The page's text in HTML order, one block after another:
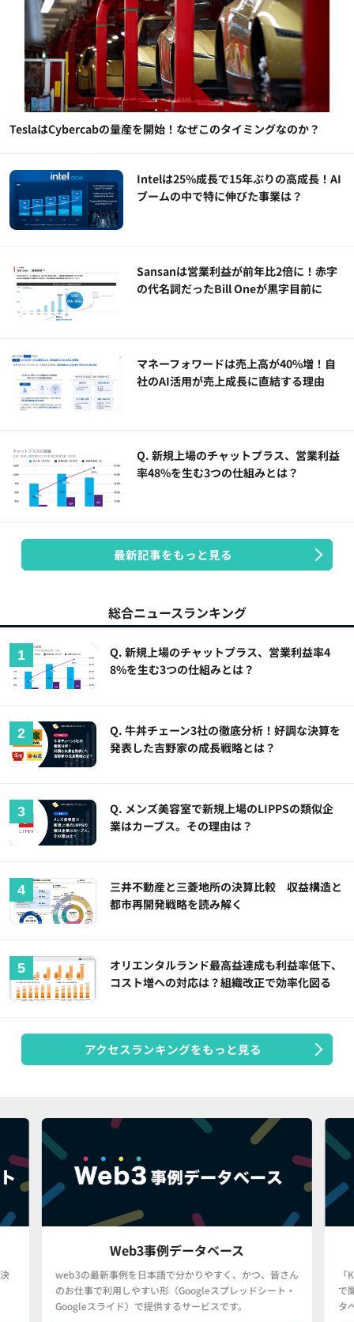
TeslaはCybercabの量産を開始！なぜこのタイミングなのか？
Intelは25%成長で15年ぶりの高成長！AI
ブームの中で特に伸びた事業は？
Sansanは営業利益が前年比2倍に！赤字
の代名詞だったBill Oneが黒字目前に
マネーフォワードは売上高が40%増！自
社のAI活用が売上成長に直結する理由
Q. 新規上場のチャットプラス、営業利益
率48%を生む3つの仕組みとは？
最新記事をもっと見る
総合ニュースランキング
Q. 新規上場のチャットプラス、営業利益率4
8%を生む3つの仕組みとは？
Q. 牛丼チェーン3社の徹底分析！好調な決算を
発表した吉野家の成長戦略とは？
Q. メンズ美容室で新規上場のLIPPSの類似企
業はカーブス。その理由は？
三井不動産と三菱地所の決算比較 収益構造と
都市再開発戦略を読み解く
オリエンタルランド最高益達成も利益率低下、
コスト増への対応は？組織改正で効率化図る
アクセスランキングをもっと見る
Web3事例データベース
web3の最新事例を日本語で分かりやすく、かつ、皆さん
のお仕事で利用しやすい形（Googleスプレッドシート・
Googleスライド）で提供するサービスです。
で
タ